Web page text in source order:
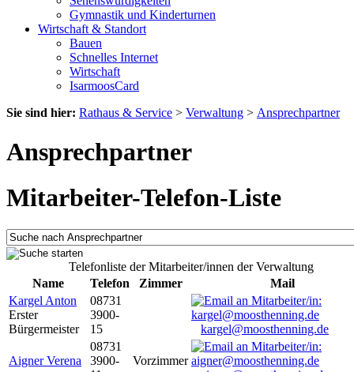
Gymnastik und Kinderturnen
Wirtschaft & Standort
Bauen
Schnelles Internet
Wirtschaft
IsarmoosCard
Sie sind hier: Rathaus & Service > Verwaltung > Ansprechpartner
Ansprechpartner
Mitarbeiter-Telefon-Liste
Telefonliste der Mitarbeiter/innen der Verwaltung
Name
Telefon Zimmer
Mail
Kargel Anton
Erster
Bürgermeister
08731
3900-
15
kargel@moosthenning.de
Aigner Verena
08731
3900-
Vorzimmer